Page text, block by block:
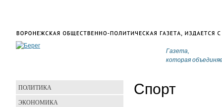
Газета,
которая
Спорт
ПОЛИТИКА
ЭКОНОМИКА